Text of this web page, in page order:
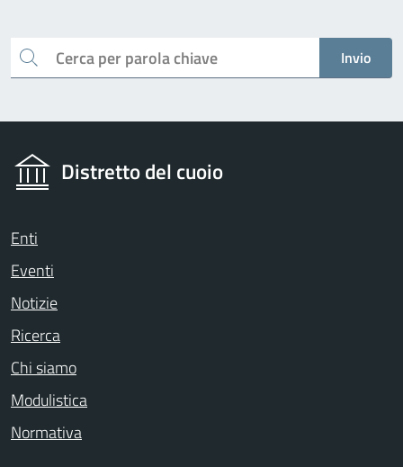
Cerca Invio
Distretto del cuoio
Enti
Eventi
Notizie
Ricerca
Chi siamo
Modulistica
Normativa